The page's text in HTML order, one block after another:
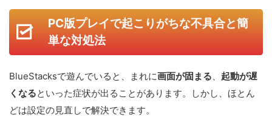
PC版プレイで起こりがちな不具合と簡
単な対処法
BlueStacksで遊んでいると、まれに画面が固まる、 起動が遅
くなるといった症状が出ることがあります。しかし、ほとん
どは設定の見直しで解決できます。